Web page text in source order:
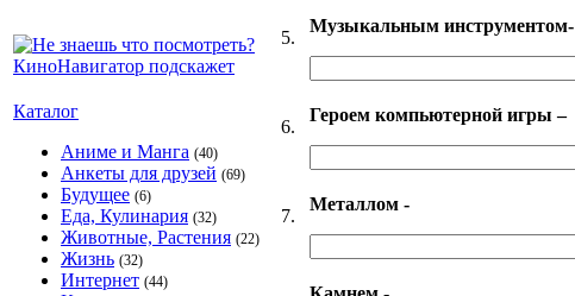
Каталог
Аниме и Манга (40)
Анкеты для друзей (69)
Будущее (6)
Еда, Кулинария (32)
Животные, Растения (22)
Жизнь (32)
Интернет (44)
5.
Музыкальным инструментом-
6.
Героем компьютерной игры –
7.
Металлом -